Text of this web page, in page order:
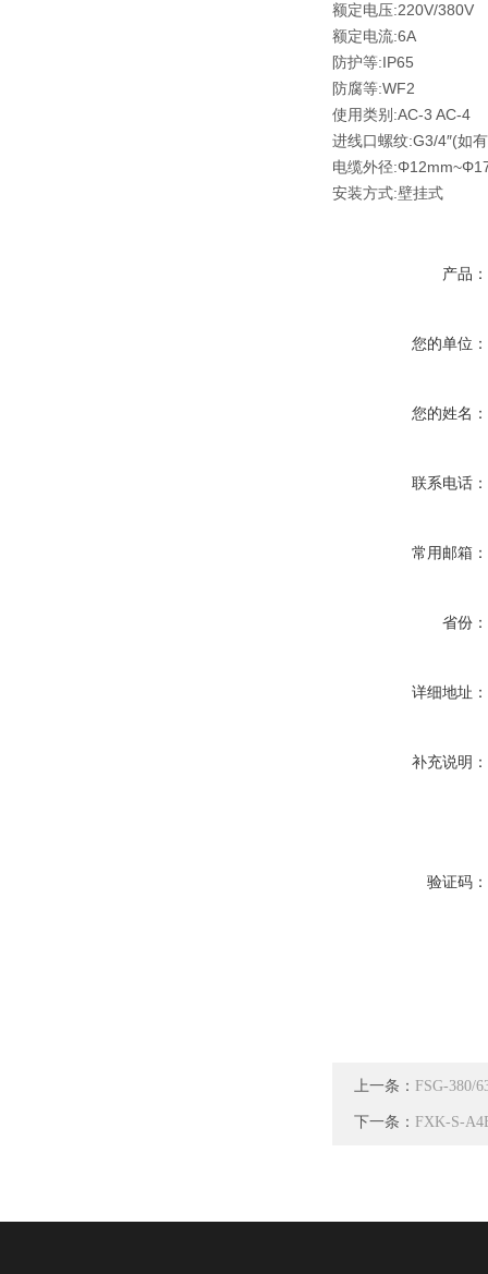
额定电压:220V/380V
额定电流:6A
防护等:IP65
防腐等:WF2
使用类别:AC-3 AC-4
进线口螺纹:G3/4″(如
电缆外径
安装方式:壁挂式
产品：
您的单位：
您的姓名：
联系电话：
常用邮箱：
省份：
详细地址：
补充说明：
验证码：
上一条： FSG-380/
下一条： FXK-S-